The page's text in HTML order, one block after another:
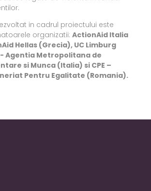
in cadrul proiectului este
organizatii: ActionAid Italia
Hellas (Grecia), UC Limburg
Agentia Metropolitana de
si Munca (Italia) si CPE –
Pentru Egalitate (Romania).